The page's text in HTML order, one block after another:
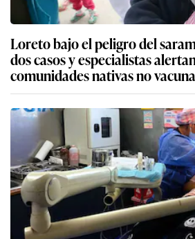
Loreto bajo el peligro del
dos casos y especialistas
comunidades nativas no